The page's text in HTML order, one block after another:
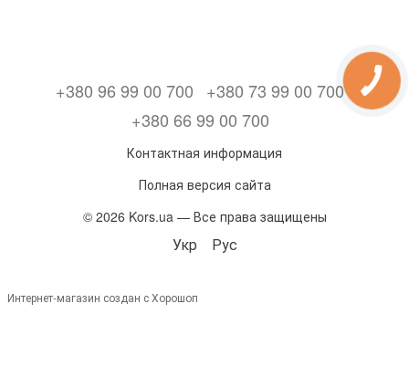
+380 96 99 00 700
+380 73 99 00 700
+380 66 99 00 700
Контактная информация
Полная версия сайта
© 2026 Kors.ua — Все права защищены
Укр Рус
Интернет-магазин создан с Хорошоп